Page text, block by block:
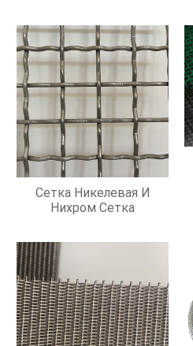
Сетка Никелевая И
Нихром Сетка